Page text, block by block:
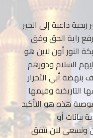
داعية إلى الخير
راية الحق وفق
النور أون لاين هو
السلام ودورهم
بنهضة أبي الأحرار
التاريخية وقيمها
هذه هو التأكيد
بيانات أو
ونسعى لان تتفق